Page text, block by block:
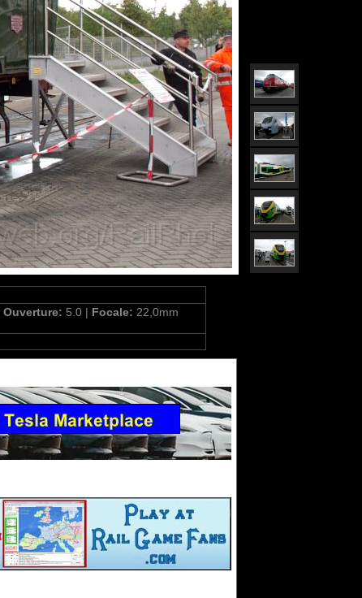
Ouverture: 5.0 | Focale: 22,0mm